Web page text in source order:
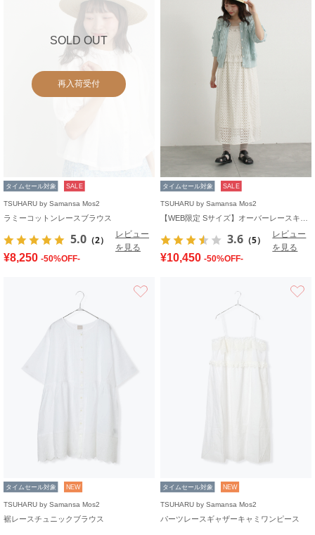
SOLD OUT
再入荷受付
タイムセール対象 SALE
TSUHARU by Samansa Mos2
ラミーコットンレースブラウス
5.0 （2）
レビュー
を見る
¥8,250 -50%OFF-
タイムセール対象 SALE
TSUHARU by Samansa Mos2
3.6 （5）
レビュー
を見る
¥10,450 -50%OFF-
タイムセール対象 NEW
TSUHARU by Samansa Mos2
裾レースチュニックブラウス
タイムセール対象 NEW
TSUHARU by Samansa Mos2
パーツレースギャザーキャミワンピース